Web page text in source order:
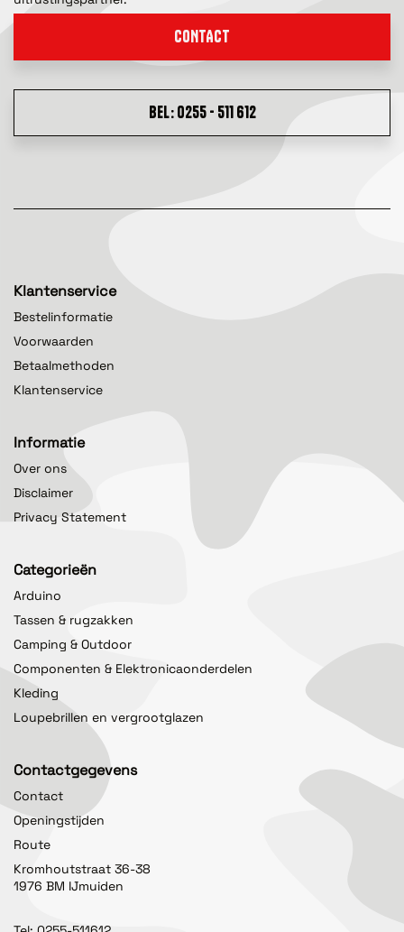
CONTACT
BEL: 0255 - 511 612
Klantenservice
Bestelinformatie
Voorwaarden
Betaalmethoden
Klantenservice
Informatie
Over ons
Disclaimer
Privacy Statement
Categorieën
Arduino
Tassen & rugzakken
Camping & Outdoor
Componenten & Elektronicaonderdelen
Kleding
Loupebrillen en vergrootglazen
Contactgegevens
Contact
Openingstijden
Route
Kromhoutstraat 36-38
1976 BM IJmuiden